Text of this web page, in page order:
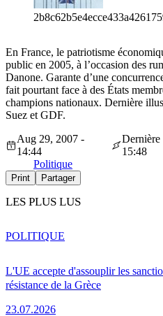
En France, le patriotisme
public en 2005, à l’occasion des
Danone. Garante d’une
fait pourtant face à des États
champions nationaux. Dernière
Suez et GDF.
Aug 29, 2007 -
14:44
Dernière
15:48
Politique
Print Partager
LES PLUS LUS
L'UE accepte d'assouplir les
résistance de la Grèce
23.07.2026
POLITIQUE